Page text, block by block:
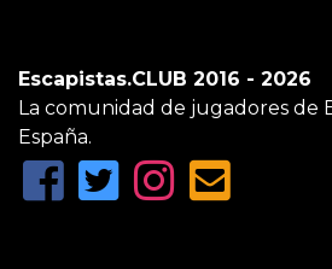
Escapistas.CLUB 2016 - 2026
La comunidad de jugadores de
España.